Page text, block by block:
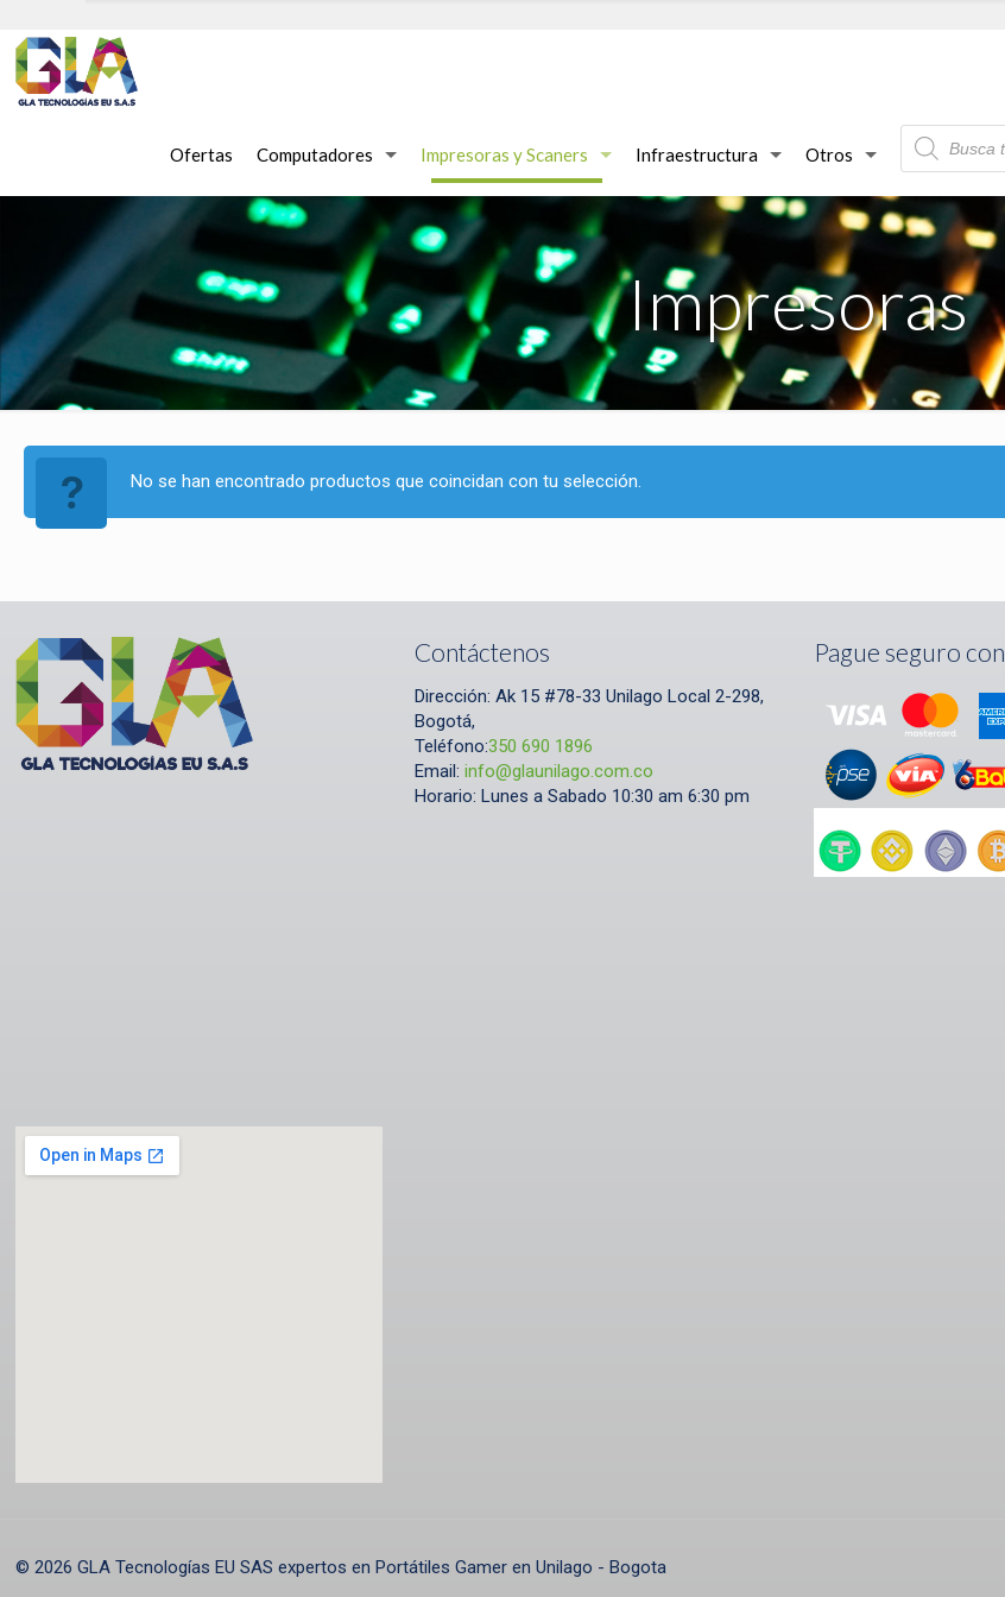
Ofertas Computadores Impresoras y Scaners Infraestructura Otros
Búsqueda
de
productos
Impresoras
No se han encontrado productos que coincidan con tu selección.
Contáctenos
Dirección: Ak 15 #78-33 Unilago Local 2-298,
Bogotá,
Teléfono:350 690 1896
Email: info@glaunilago.com.co
Horario: Lunes a Sabado 10:30 am 6:30 pm
Pague seguro con
© 2026 GLA Tecnologías EU SAS expertos en Portátiles Gamer en Unilago - Bogota